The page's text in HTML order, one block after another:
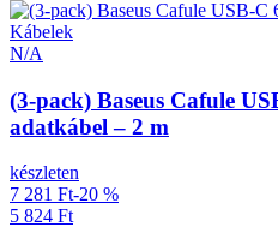
Kábelek
N/A
(3-pack) Baseus Cafule
adatkábel – 2 m
készleten
7 281 Ft-20 %
5 824 Ft